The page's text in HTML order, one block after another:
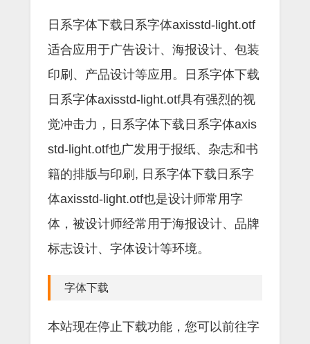
日系字体下载日系字体axisstd-light.otf
适合应用于广告设计、海报设计、包装
印刷、产品设计等应用。日系字体下载
日系字体axisstd-light.otf具有强烈的视
觉冲击力，日系字体下载日系字体axis
std-light.otf也广发用于报纸、杂志和书
籍的排版与印刷, 日系字体下载日系字
体axisstd-light.otf也是设计师常用字
体，被设计师经常用于海报设计、品牌
标志设计、字体设计等环境。
字体下载
本站现在停止下载功能，您可以前往字